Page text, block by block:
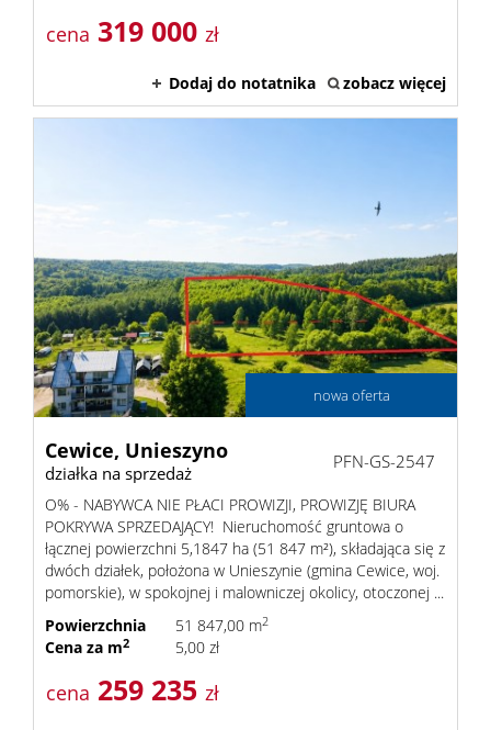
cena 319 000 zł
Dodaj do notatnika zobacz więcej
nowa oferta
Cewice, Unieszyno
działka na sprzedaż
PFN-GS-2547
O% - NABYWCA NIE PŁACI PROWIZJI, PROWIZJĘ BIURA
POKRYWA SPRZEDAJĄCY! Nieruchomość gruntowa o
łącznej powierzchni 5,1847 ha (51 847 m²), składająca się z
dwóch działek, położona w Unieszynie (gmina Cewice, woj.
pomorskie), w spokojnej i malowniczej okolicy, otoczonej ...
Powierzchnia
51 847,00 m2
Cena za m2 5,00 zł
cena 259 235 zł